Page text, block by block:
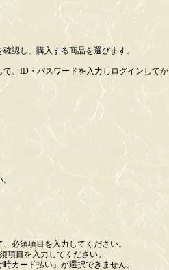
認し、購入する商品を選びます。
、ID・パスワードを入力しログインしてか
必須項目を入力してください。
項目を入力してください。
カード払い」が選択できません。